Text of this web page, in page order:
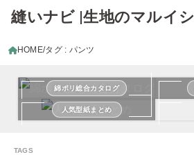
縫いナビ |生地のマルイシ
HOME タグ : パンツ
綿ポリ総合カタログ
人気型紙まとめ